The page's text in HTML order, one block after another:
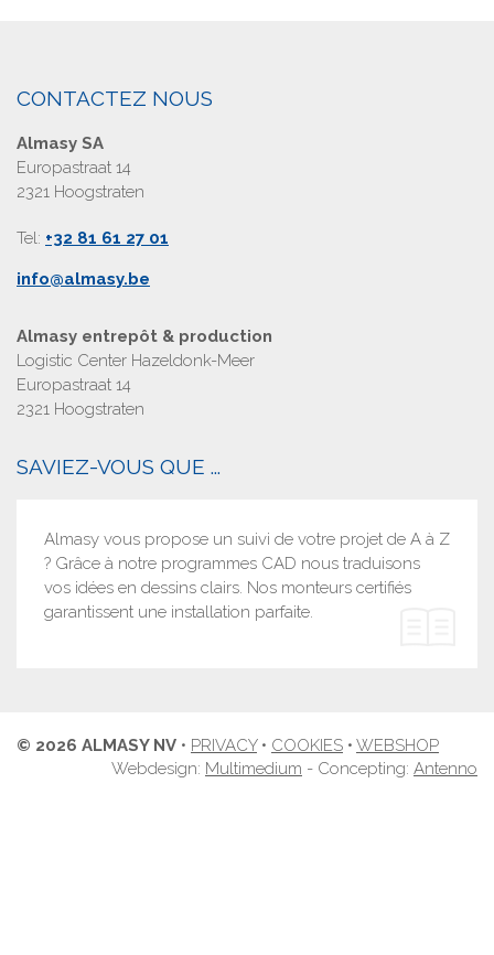
CONTACTEZ NOUS
Almasy SA
Europastraat 14
2321 Hoogstraten
Tel: +32 81 61 27 01
info@almasy.be
Almasy entrepôt & production
Logistic Center Hazeldonk-Meer
Europastraat 14
2321 Hoogstraten
SAVIEZ-VOUS QUE ...
Almasy vous propose un suivi de votre projet de A à Z
? Grâce à notre programmes CAD nous traduisons
vos idées en dessins clairs. Nos monteurs certifiés
garantissent une installation parfaite.
© 2026 ALMASY NV • PRIVACY• COOKIES • WEBSHOP
Webdesign: Multimedium - Concepting: Antenno